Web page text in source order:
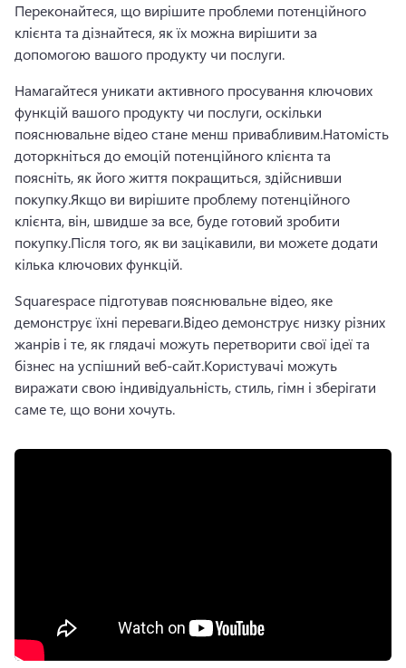
Переконайтеся, що вирішите проблеми потенційного
клієнта та дізнайтеся, як їх можна вирішити за
допомогою вашого продукту чи послуги.
Намагайтеся уникати активного просування ключових
функцій вашого продукту чи послуги, оскільки
пояснювальне відео стане менш привабливим.Натомість
доторкніться до емоцій потенційного клієнта та
поясніть, як його життя покращиться, здійснивши
покупку.Якщо ви вирішите проблему потенційного
клієнта, він, швидше за все, буде готовий зробити
покупку.Після того, як ви зацікавили, ви можете додати
кілька ключових функцій.
Squarespace підготував пояснювальне відео, яке
демонструє їхні переваги.Відео демонструє низку різних
жанрів і те, як глядачі можуть перетворити свої ідеї та
бізнес на успішний веб-сайт.Користувачі можуть
виражати свою індивідуальність, стиль, гімн і зберігати
саме те, що вони хочуть.